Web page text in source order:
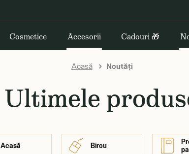
Cosmetice Accesorii Cadouri 🎁
Acasă Noutăți
Ultimele
Acasă Birou